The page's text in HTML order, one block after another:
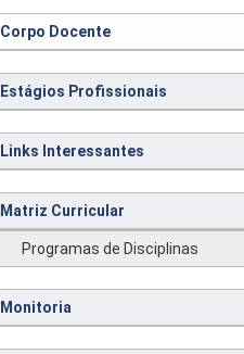
Corpo Docente
Estágios Profissionais
Links Interessantes
Matriz Curricular
Programas de Disciplinas
Monitoria